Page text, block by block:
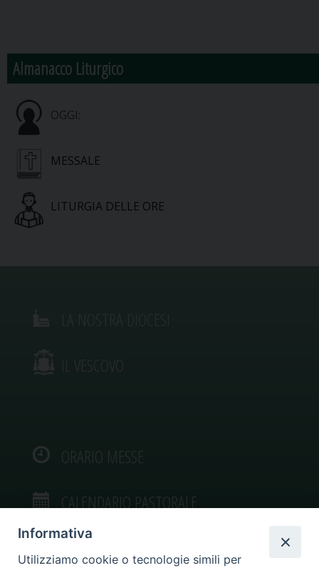
Almanacco Liturgico
OGGI:
MESSALE
LITURGIA DELLE ORE
IL VESCOVO
ORARIO MESSE
CALENDARIO PASTORALE
Informativa
Utilizziamo cookie o tecnologie simili per